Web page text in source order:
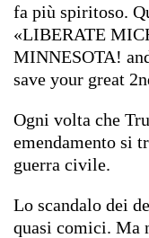
fa più spiritoso.
«LIBERATE
MINNESOTA!
save your great
Ogni volta che
emendamento si
guerra civile.
Lo scandalo dei
quasi comici. Ma